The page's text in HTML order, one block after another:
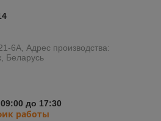
6А, Адрес производства:
Беларусь
до 17:30
работы